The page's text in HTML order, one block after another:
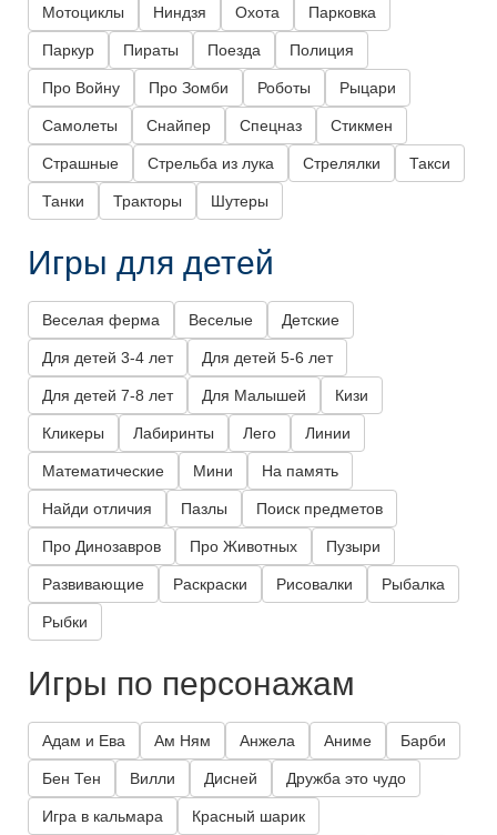
Мотоциклы Ниндзя Охота Парковка
Паркур Пираты Поезда Полиция
Про Войну Про Зомби Роботы Рыцари
Самолеты Снайпер Спецназ Стикмен
Страшные Стрельба из лука Стрелялки Такси
Танки Тракторы Шутеры
Игры для детей
Веселая ферма Веселые Детские
Для детей 3-4 лет Для детей 5-6 лет
Для детей 7-8 лет Для Малышей Кизи
Кликеры Лабиринты Лего Линии
Математические Мини На память
Найди отличия Пазлы Поиск предметов
Про Динозавров Про Животных Пузыри
Развивающие Раскраски Рисовалки Рыбалка
Рыбки
Игры по персонажам
Адам и Ева Ам Ням Анжела Аниме Барби
Бен Тен Вилли Дисней Дружба это чудо
Игра в кальмара Красный шарик